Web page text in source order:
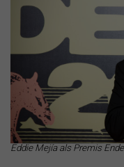
Eddie Mejía als Premis